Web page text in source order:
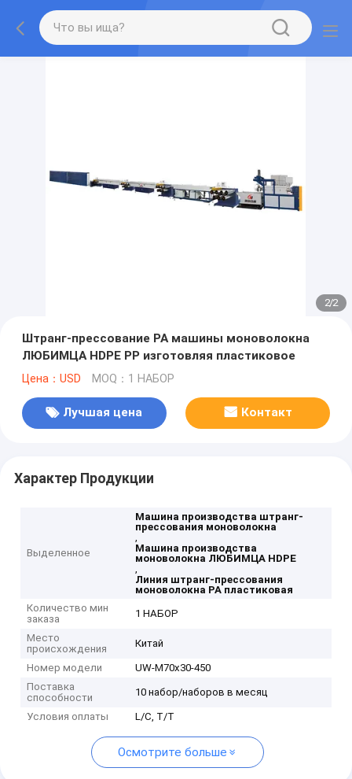
2/2
Штранг-прессование PA машины моноволокна
ЛЮБИМЦА HDPE PP изготовляя пластиковое
Цена：USD MOQ：1 НАБОР
Лучшая цена Контакт
Характер Продукции
Выделенное
Машина производства штранг-
прессования моноволокна
,
Машина производства
моноволокна ЛЮБИМЦА HDPE
,
Линия штранг-прессования
моноволокна PA пластиковая
Количество мин
заказа
1 НАБОР
Место
происхождения
Китай
Номер модели
UW-M70x30-450
Поставка
способности
10 набор/наборов в месяц
Условия оплаты L/C, T/T
Осмотрите больше